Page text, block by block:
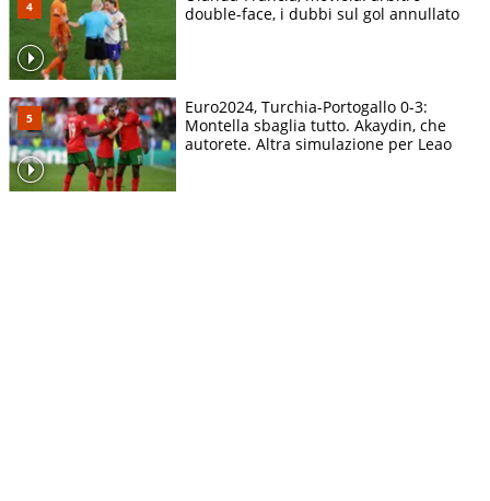
double-face, i dubbi sul gol annullato
Euro2024, Turchia-Portogallo 0-3:
Montella sbaglia tutto. Akaydin, che
autorete. Altra simulazione per Leao